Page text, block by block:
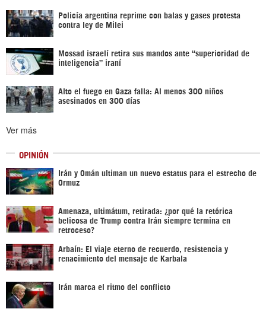
Policía argentina reprime con balas y gases protesta
contra ley de Milei
Mossad israelí retira sus mandos ante “superioridad de
inteligencia” iraní
Alto el fuego en Gaza falla: Al menos 300 niños
asesinados en 300 días
Ver más
OPINIÓN
Irán y Omán ultiman un nuevo estatus para el estrecho de
Ormuz
Amenaza, ultimátum, retirada: ¿por qué la retórica
belicosa de Trump contra Irán siempre termina en
retroceso?
Arbaín: El viaje eterno de recuerdo, resistencia y
renacimiento del mensaje de Karbala
Irán marca el ritmo del conflicto